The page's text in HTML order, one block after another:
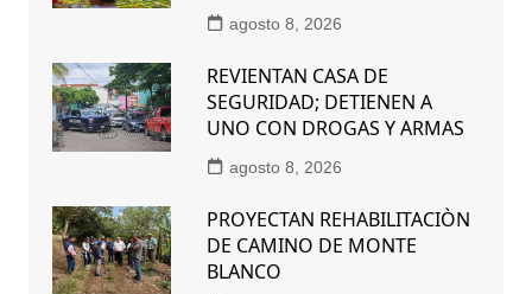
agosto 8, 2026
REVIENTAN CASA DE
SEGURIDAD; DETIENEN A
UNO CON DROGAS Y ARMAS
agosto 8, 2026
PROYECTAN REHABILITACIÒN
DE CAMINO DE MONTE
BLANCO